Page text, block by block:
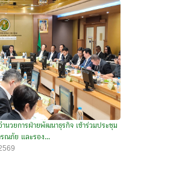
นวยการฝ่ายพัฒนาธุรกิจ เข้าร่วมประชุม
รณภัย และรอง...